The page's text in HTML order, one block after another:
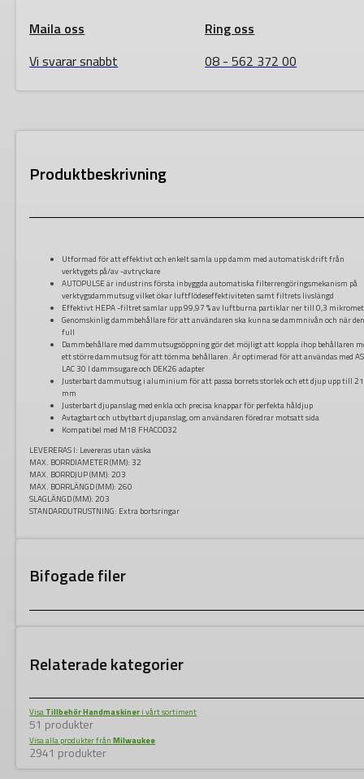
Maila oss
Vi svarar snabbt
Ring oss
08 - 562 372 00
Produktbeskrivning
Utformad för att effektivt och enkelt samla upp damm med automatisk drift från
verktygets på/av -avtryckare
AUTOPULSE är industrins första inbyggda automatiska filterrengöringsmekanism på
verktygsdammutsug vilket ökar luftflödeseffektiviteten samt filtrets livslängd
Effektivt HEPA -filtret samlar upp 99,97 % av luftburna partiklar ner till 0,3
Genomskinlig dammbehållare för att användaren ska kunna se dammnivån och när
full
Dammbehållare med dammutsugsöppning gör det möjligt att koppla ihop behållaren
ett större dammutsug för att tömma behållaren. Är optimerad för att användas med
LAC 30 l dammsugare och DEK26 adapter
Justerbart dammutsug i aluminium för att passa borrets storlek och ett djup upp till
mm
Justerbart djupanslag med enkla och precisa knappar för perfekta håldjup
Avtagbart och utbytbart djupanslag, om användaren föredrar motsatt sida
Kompatibel med M18 FHACOD32
LEVERERAS I: Levereras utan väska
MAX. BORRDIAMETER (MM): 32
MAX. BORRDJUP (MM):203
MAX. BORRLÄNGD (MM):260
SLAGLÄNGD (MM):203
STANDARDUTRUSTNING: Extra bortsringar
Bifogade filer
Relaterade kategorier
Visa Tillbehör Handmaskiner i vårt sortiment
51 produkter
Visa alla produkter frånMilwaukee
2941 produkter